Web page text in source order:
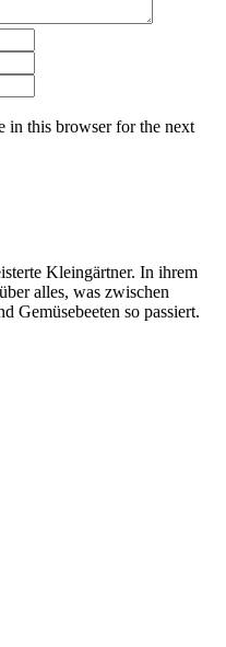
in this browser for the next
Kleingärtner. In ihrem
alles, was zwischen
Gemüsebeeten so passiert.